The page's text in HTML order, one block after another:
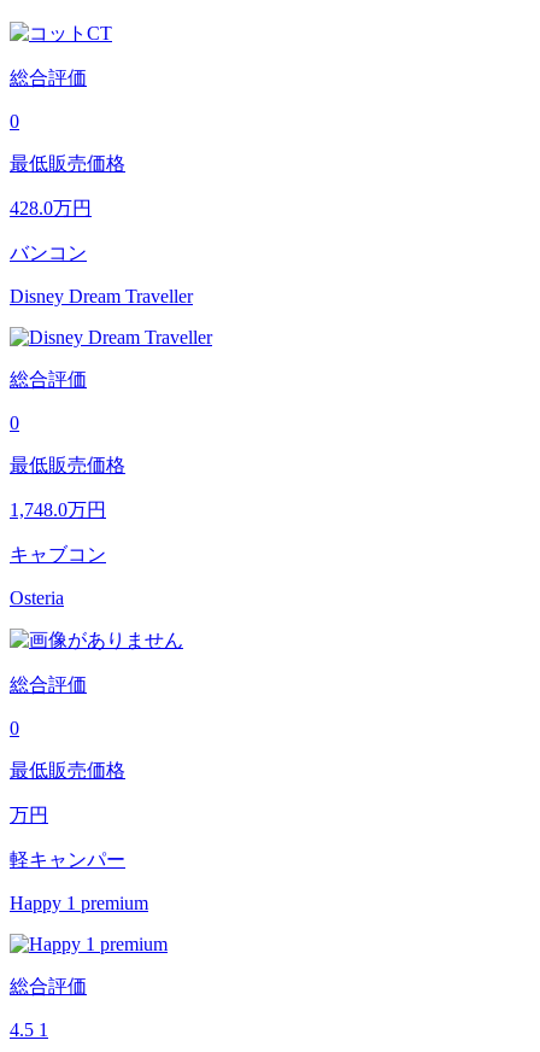
総合評価
0
最低販売価格
428.0万円
バンコン
Disney Dream Traveller
総合評価
0
最低販売価格
1,748.0万円
キャブコン
Osteria
総合評価
0
最低販売価格
万円
軽キャンパー
Happy 1 premium
総合評価
4.5 1